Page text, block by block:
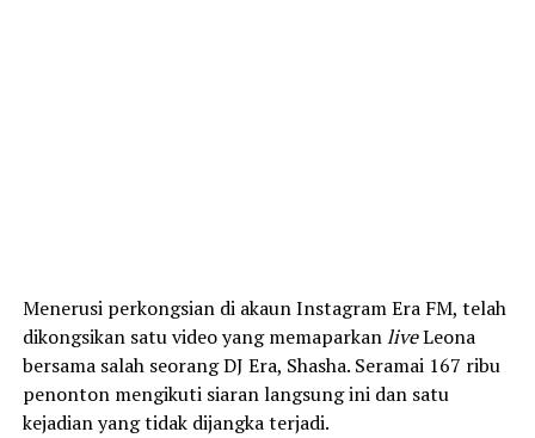
Menerusi perkongsian di akaun Instagram Era FM, telah
dikongsikan satu video yang memaparkanliveLeona
bersama salah seorang DJ Era, Shasha. Seramai 167 ribu
penonton mengikuti siaran langsung ini dan satu
kejadian yang tidak dijangka terjadi.